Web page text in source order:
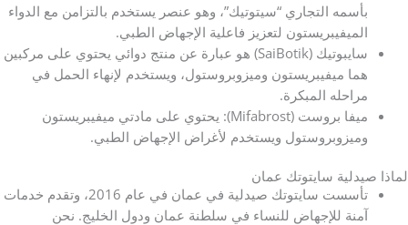
بأسمه التجاري “سيتوتيك”، وهو عنصر يستخدم بالتزامن مع الدواء
الميفيبريستون لتعزيز فاعلية الإجهاض الطبي.
سايبوتيك (SaiBotik) هو عبارة عن منتج دوائي يحتوي على مركبين
هما ميفيبريستون وميزوبروستول، ويستخدم لإنهاء الحمل في
مراحله المبكرة.
ميفا بروست (Mifabrost): يحتوي على مادتي ميفيبريستون
وميزوبروستول ويستخدم لأغراض الإجهاض الطبي.
لماذا صيدلية سايتوتك عمان
تأسست سايتوتك صيدلية في عمان في عام 2016، وتقدم خدمات
آمنة للإجهاض للنساء في سلطنة عمان ودول الخليج. نحن